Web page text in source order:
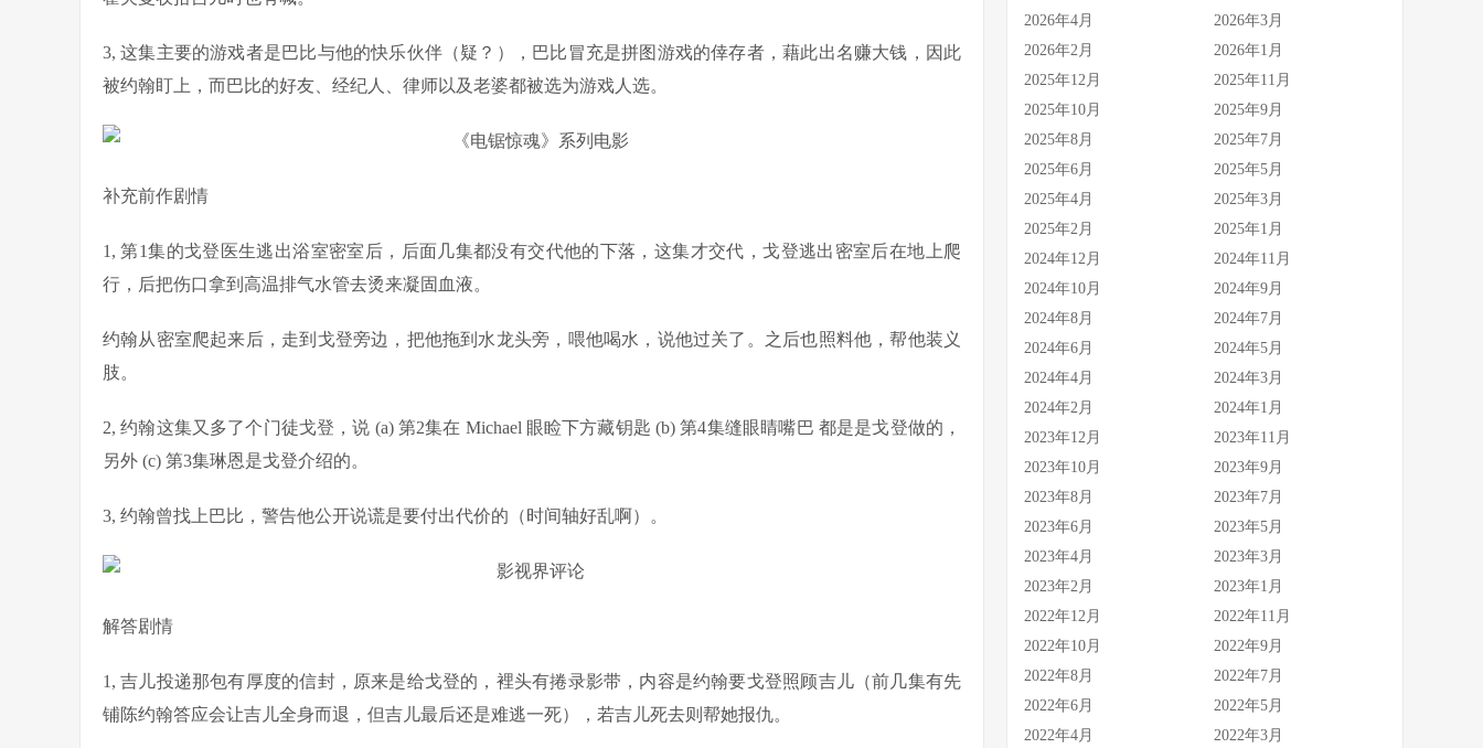
3, 这集主要的游戏者是巴比与他的快乐伙伴（疑？），巴比冒充是拼图游戏的倖存者，藉此出名赚大钱，因此
被约翰盯上，而巴比的好友、经纪人、律师以及老婆都被选为游戏人选。
补充前作剧情
1, 第1集的戈登医生逃出浴室密室后，后面几集都没有交代他的下落，这集才交代，戈登逃出密室后在地上爬
行，后把伤口拿到高温排气水管去烫来凝固血液。
约翰从密室爬起来后，走到戈登旁边，把他拖到水龙头旁，喂他喝水，说他过关了。之后也照料他，帮他装义
肢。
2, 约翰这集又多了个门徒戈登，说 (a) 第2集在 Michael 眼睑下方藏钥匙 (b) 第4集缝眼睛嘴巴 都是是戈登做的，
另外 (c) 第3集琳恩是戈登介绍的。
3, 约翰曾找上巴比，警告他公开说谎是要付出代价的（时间轴好乱啊）。
解答剧情
1, 吉儿投递那包有厚度的信封，原来是给戈登的，裡头有捲录影带，内容是约翰要戈登照顾吉儿（前几集有先
铺陈约翰答应会让吉儿全身而退，但吉儿最后还是难逃一死），若吉儿死去则帮她报仇。
2026年4月
2026年3月
2026年2月
2026年1月
2025年12月
2025年11月
2025年10月
2025年9月
2025年8月
2025年7月
2025年6月
2025年5月
2025年4月
2025年3月
2025年2月
2025年1月
2024年12月
2024年11月
2024年10月
2024年9月
2024年8月
2024年7月
2024年6月
2024年5月
2024年4月
2024年3月
2024年2月
2024年1月
2023年12月
2023年11月
2023年10月
2023年9月
2023年8月
2023年7月
2023年6月
2023年5月
2023年4月
2023年3月
2023年2月
2023年1月
2022年12月
2022年11月
2022年10月
2022年9月
2022年8月
2022年7月
2022年6月
2022年5月
2022年4月
2022年3月